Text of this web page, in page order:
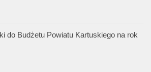
do Budżetu Powiatu Kartuskiego na rok